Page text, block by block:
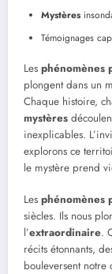
Mystères
Témoignages
Les phénomènes
plongent dans un
Chaque histoire,
mystères
inexplicables.
explorons ce
le mystère prend
Les phénomènes
siècles. Ils nous
l’extraordinaire.
récits étonnants,
bouleversent